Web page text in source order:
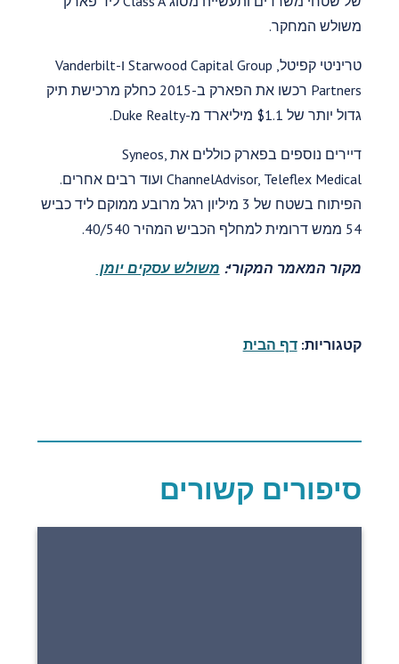
משולש המחקר.
טריניטי קפיטל, Starwood Capital Group ו-Vanderbilt
Partners רכשו את הפארק ב-2015 כחלק מרכישת תיק
גדול יותר של $1.1 מיליארד מ-Duke Realty.
דיירים נוספים בפארק כוללים את Syneos,
ChannelAdvisor, Teleflex Medical ועוד רבים אחרים.
הפיתוח בשטח של 3 מיליון רגל מרובע ממוקם ליד כביש
54 ממש דרומית למחלף הכביש המהיר 40/540.
מקור המאמר המקורי: משולש עסקים יומן
קטגוריות: דף הבית
סיפורים קשורים